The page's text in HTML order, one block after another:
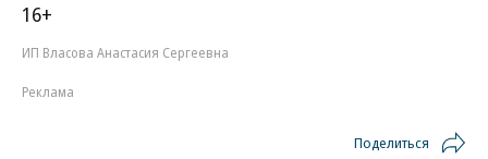
16+
ИП Власова Анастасия Сергеевна
Реклама
Поделиться